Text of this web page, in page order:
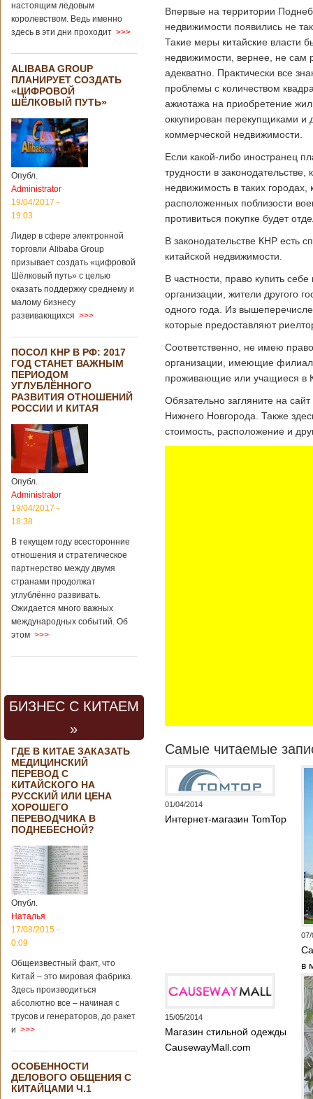
Как
свидетельствуют
данные, которые
Федеральным
статистическим
ведомством
Германии, в 2018
году статус самого
крупного торгового
партнера страны
остается за
Китаем, причем это
уже третий год
подряд. Объем
торговли между
Германией и
199,3 миллиарда
евро. Как
свидетельствуют
опубликованные
году размер
импорта из Китая
Подробнее...
21/02/2019 - 22:30
Китай и Россия
собираются
разрабатывать
тяжелый
вертолет
В ближайшее
время между
Китаем и Россией
планируется
подписание
контракта на
разработку
вертолета. Такое
заявление сделала
региональной
политике и
международному
сотрудничеству
государственной
корпорации
Кладов
аэрокосмической
выставки Aero
Бангалоре в
Индии. Контракт
между Китаем и
Россией на
разработку,
Подробнее...
Опубликовано
21/02/2019 - 22:26
В Китае найден
древний
крупный
бирюзовый
рудник
Китайским
археологам
обнаружить
крупнейший рудник
по добыче бирюзы
на территории
Уйгурского
автономного
Китая. Об этом
сообщает
агентство Синьхуа,
настоящим ледовым
королевством. Ведь именно
здесь в эти дни проходит >>>
ALIBABA GROUP
ПЛАНИРУЕТ СОЗДАТЬ
«ЦИФРОВОЙ
ШЁЛКОВЫЙ ПУТЬ»
Опубл.
Administrator
19/04/2017 -
19:03
Лидер в сфере электронной
торговли Alibaba Group
призывает создать «цифровой
Шёлковый путь» с целью
оказать поддержку среднему и
малому бизнесу
развивающихся >>>
ПОСОЛ КНР В РФ: 2017
ГОД СТАНЕТ ВАЖНЫМ
ПЕРИОДОМ
УГЛУБЛЁННОГО
РАЗВИТИЯ ОТНОШЕНИЙ
РОССИИ И КИТАЯ
Опубл.
Administrator
19/04/2017 -
18:38
В текущем году всесторонние
отношения и стратегическое
партнерство между двумя
странами продолжат
углублённо развивать.
Ожидается много важных
международных событий. Об
этом >>>
БИЗНЕС С КИТАЕМ
»
ГДЕ В КИТАЕ ЗАКАЗАТЬ
МЕДИЦИНСКИЙ
ПЕРЕВОД С
КИТАЙСКОГО НА
РУССКИЙ ИЛИ ЦЕНА
ХОРОШЕГО
ПЕРЕВОДЧИКА В
ПОДНЕБЕСНОЙ?
Опубл.
Наталья
17/08/2015 -
0:09
Общеизвестный факт, что
Китай – это мировая фабрика.
Здесь производиться
абсолютно все – начиная с
трусов и генераторов, до ракет
и >>>
ОСОБЕННОСТИ
ДЕЛОВОГО ОБЩЕНИЯ С
КИТАЙЦАМИ Ч.1
Впервые на территории
недвижимости появились не
Такие меры китайские власти
недвижимости, вернее, не сам
адекватно. Практически все
проблемы с количеством
ажиотажа на приобретение
оккупирован перекупщиками и
коммерческой недвижимости.
Если какой-либо иностранец
трудности в
недвижимость в таких
расположенных поблизости
противиться покупке будет
В законодательстве КНР есть
китайской недвижимости.
В частности, право купить
организации, жители другого
одного года. Из
которые предоставляют
Соответственно, не имею
организации, имеющие
проживающие или учащиеся в
Обязательно загляните на сайт
Нижнего Новгорода. Также
стоимость, расположение и
Самые читаемые
01/04/2014
Интернет-магазин TomTop
07/
в
15/05/2014
Магазин стильной одежды
CausewayMall.com